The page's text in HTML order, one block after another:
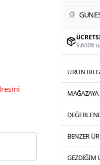
9.600₺
ÜRÜN
BENZER
GEZDIĞIM